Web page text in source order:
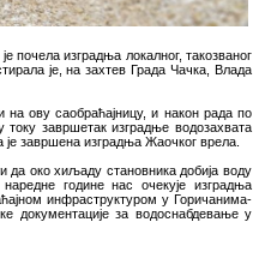
почела изградња локалног, такозваног
је, на захтев Града Чачка, Влада
на ову саобраћајницу, и након рада по
завршетак изградње водозахвата
је завршена изградња Жаочког врела.
да око хиљаду становника добија воду
године нас очекује изградња
инфраструктуром у Горичанима-
документације за водоснабдевање у